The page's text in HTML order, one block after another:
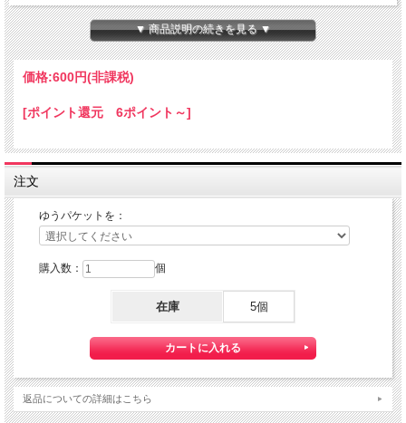
ちょっと小さな 『Mini HOTEL K/R』 です。
本体サイズ：１０×１４×８０ｍｍ
★コチラの商品は 『ゆうパケット』配送可能な商品になります。
ご利用の際の配送費は、全国一律『２５０円』になります。
ゆうパケット配送をご希望されるお客様は下記のゆうパケットにつきましての説明
ゆうパケット配送をご選択ください。
【送料】全国一律料金でお届けします。
『ゆうパケット』は通常の宅配便と異なり直接ポストへ投函するお届け方法です。
宅配便のように受領印やサインのやり取りが無く、ご不在時であってもお受け取り
▼ 商品説明の続きを見る ▼
価格:600円(非課税)
[ポイント還元 6ポイント～]
注文
ゆうパケットを：
購入数： 個
在庫 5個
返品についての詳細はこちら